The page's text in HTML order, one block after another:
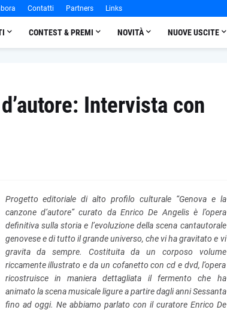
Contatti Partners Links
CONTEST & PREMI NOVITÀ NUOVE USCITE
Intervista con
Progetto editoriale di alto profilo culturale “Genova e la
canzone d’autore” curato da Enrico De Angelis è l’opera
definitiva sulla storia e l’evoluzione della scena cantautorale
genovese e di tutto il grande universo, che vi ha gravitato e vi
gravita da sempre. Costituita da un corposo volume
riccamente illustrato e da un cofanetto con cd e dvd, l’opera
ricostruisce in maniera dettagliata il fermento che ha
animato la scena musicale ligure a partire dagli anni Sessanta
fino ad oggi. Ne abbiamo parlato con il curatore Enrico De